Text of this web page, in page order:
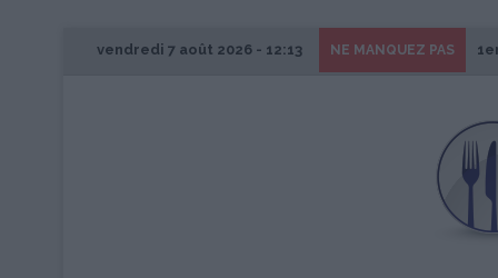
vendredi 7 août 2026 - 12:13 NE MANQUEZ PAS